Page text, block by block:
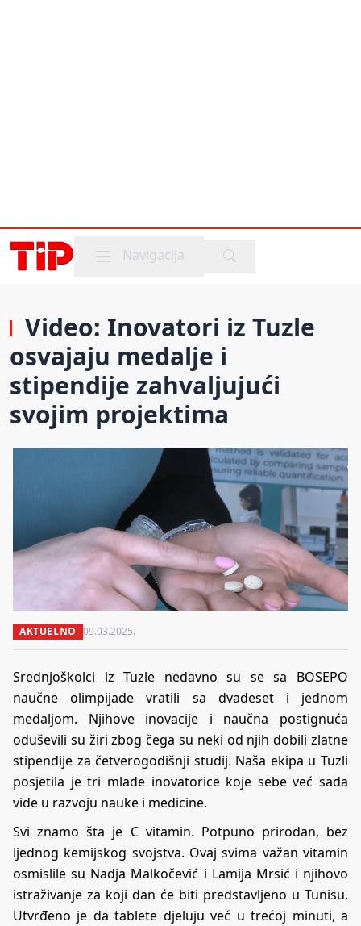
Mobile menu
Navigacija
Video: Inovatori iz Tuzle
osvajaju medalje i
stipendije zahvaljujući
svojim projektima
AKTUELNO 09.03.2025.
Srednjoškolci iz Tuzle nedavno su se sa BOSEPO
naučne olimpijade vratili sa dvadeset i jednom
medaljom. Njihove inovacije i naučna postignuća
oduševili su žiri zbog čega su neki od njih dobili zlatne
stipendije za četverogodišnji studij. Naša ekipa u Tuzli
posjetila je tri mlade inovatorice koje sebe već sada
vide u razvoju nauke i medicine.
Svi znamo šta je C vitamin. Potpuno prirodan, bez
ijednog kemijskog svojstva. Ovaj svima važan vitamin
osmislile su Nadja Malkočević i Lamija Mrsić i njihovo
istraživanje za koji dan će biti predstavljeno u Tunisu.
Utvrđeno je da tablete djeluju već u trećoj minuti, a